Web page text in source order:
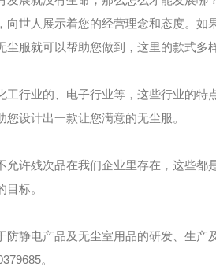
向世人展示着您的经营理念和态度。
服就可以帮助您做到，这里的款式多
行业的、电子行业等，这些行业的
设计出一款让您满意的无尘服。
许残次品在我们企业里存在，这些
标。
防静电产品及无尘室用品的研发、生
。